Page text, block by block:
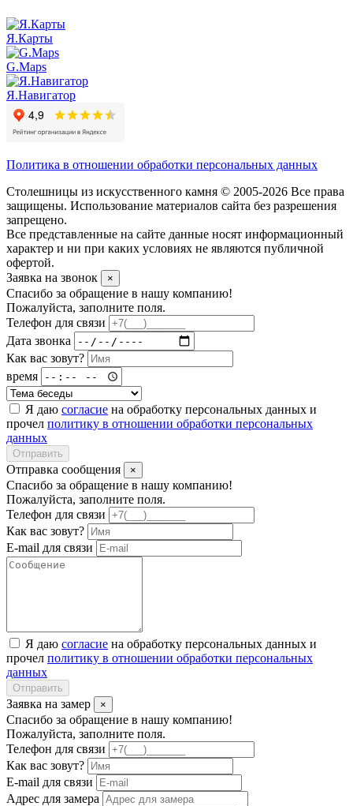
Я.Карты
G.Maps
Я.Навигатор
Политика в отношении обработки персональных данных
Столешницы из искусственного камня © 2005-2026 Все права
защищены. Использование материалов сайта без разрешения
запрещено.
Все представленные на сайте данные носят информационный
характер и ни при каких условиях не являются публичной
офертой.
Заявка на звонок
×
Спасибо за обращение в нашу компанию!
Пожалуйста, заполните поля.
Телефон для связи
Дата звонка
Как вас зовут?
время
Я даю согласие на обработку персональных данных и
прочел политику в отношении обработки персональных
данных
Отправить
Отправка сообщения ×
Спасибо за обращение в нашу компанию!
Пожалуйста, заполните поля.
Телефон для связи
Как вас зовут?
E-mail для связи
Я даю согласие на обработку персональных данных и
прочел политику в отношении обработки персональных
данных
Отправить
Заявка на замер ×
Спасибо за обращение в нашу компанию!
Пожалуйста, заполните поля.
Телефон для связи
Как вас зовут?
E-mail для связи
Адрес для замера